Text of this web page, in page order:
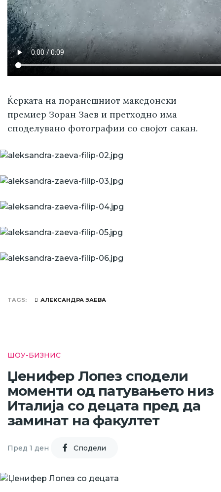
Ќерката на поранешниот македонски
премиер Зоран Заев и претходно има
споделувано фотографии со својот сакан.
TAGS АЛЕКСАНДРА ЗАЕВА
ШОУ-БИЗНИС
Џенифер Лопез сподели
моменти од патувањето низ
Италија со децата пред да
заминат на факултет
Пред 1 ден Cподели